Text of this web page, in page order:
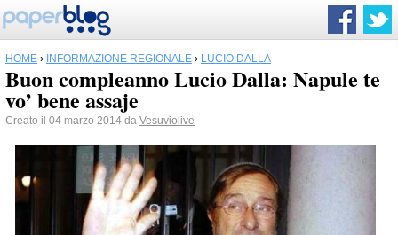
HOME › INFORMAZIONE REGIONALE › LUCIO DALLA
Buon compleanno Lucio Dalla: Napule te
vo’ bene assaje
Creato il 04 marzo 2014 da Vesuviolive